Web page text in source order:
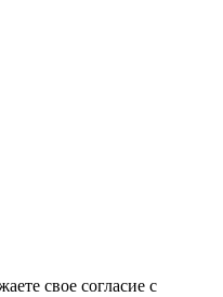
свое согласие с